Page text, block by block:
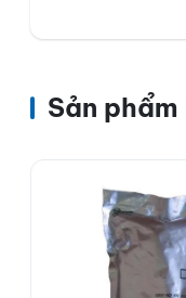
Sản